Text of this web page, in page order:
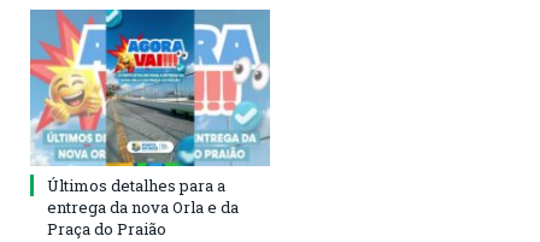
Últimos detalhes para a
entrega da nova Orla e da
Praça do Praião